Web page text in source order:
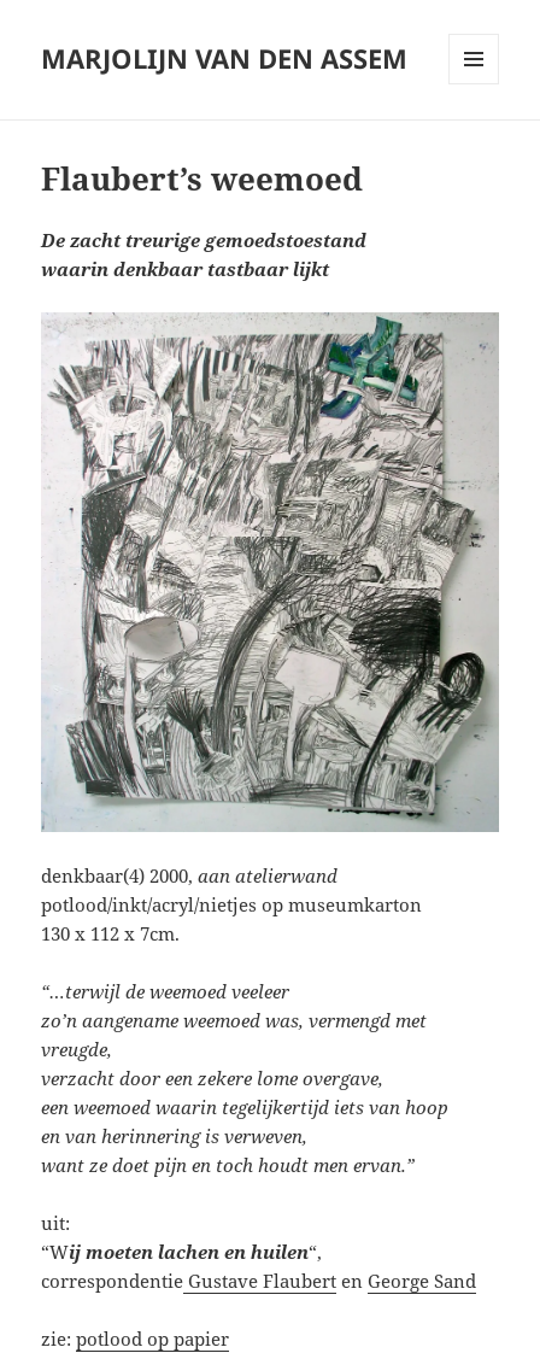
MARJOLIJN VAN DEN ASSEM
Flaubert’s weemoed
De zacht treurige gemoedstoestand
waarin denkbaar tastbaar lijkt
denkbaar(4) 2000,aan atelierwand
potlood/inkt/acryl/nietjes op museumkarton
130 x 112 x 7cm.
“…terwijl de weemoed veeleer
zo’n aangename weemoed was, vermengd met
vreugde,
verzacht door een zekere lome overgave,
een weemoed waarin tegelijkertijd iets van hoop
en van herinnering is verweven,
want ze doet pijn en toch houdt men ervan.”
uit:
“Wij moeten lachen en huilen“,
correspondentie Gustave Flaubert enGeorge Sand
zie:potlood op papier